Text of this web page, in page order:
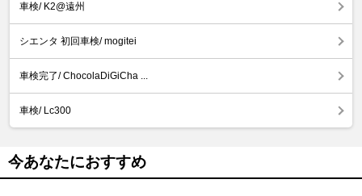
車検/ K2@遠州
シエンタ 初回車検/ mogitei
車検完了/ ChocolaDiGiCha ...
車検/ Lc300
今あなたにおすすめ